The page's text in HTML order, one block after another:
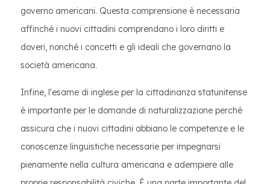
governo americani. Questa comprensione è necessaria
affinché i nuovi cittadini comprendano i loro diritti e
doveri, nonché i concetti e gli ideali che governano la
società americana.
Infine, l'esame di inglese per la cittadinanza statunitense
è importante per le domande di naturalizzazione perché
assicura che i nuovi cittadini abbiano le competenze e le
conoscenze linguistiche necessarie per impegnarsi
pienamente nella cultura americana e adempiere alle